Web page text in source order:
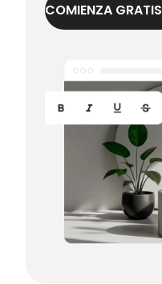
COMIENZA GRATIS